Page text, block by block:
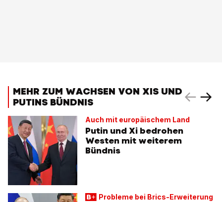
MEHR ZUM WACHSEN VON XIS UND
PUTINS BÜNDNIS
Auch mit europäischem Land
Putin und Xi bedrohen
Westen mit weiterem
Bündnis
Probleme bei Brics-Erweiterung